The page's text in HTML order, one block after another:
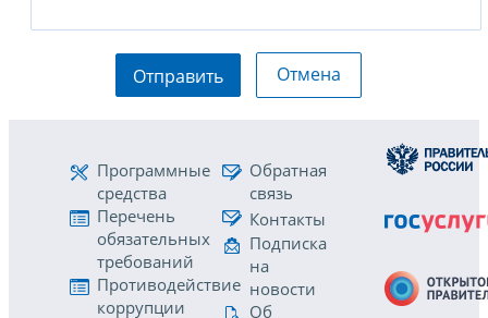
Отправить Отмена
Программные
средства
Перечень
обязательных
требований
Противодействие
коррупции
Обратная
связь
Контакты
Подписка
на
новости
Об